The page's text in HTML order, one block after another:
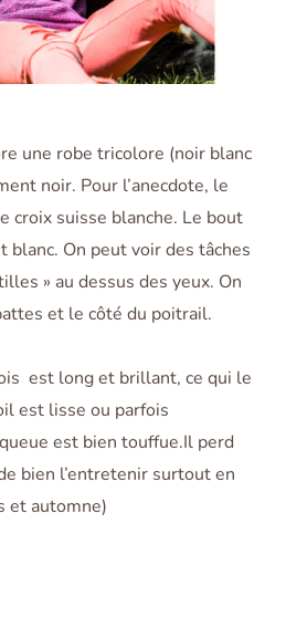
une robe tricolore (noir blanc
noir. Pour l’anecdote, le
croix suisse blanche. Le bout
On peut voir des tâches
» au dessus des yeux. On
et le côté du poitrail.
est long et brillant, ce qui le
est lisse ou parfois
est bien touffue.Il perd
bien l’entretenir surtout en
et automne)